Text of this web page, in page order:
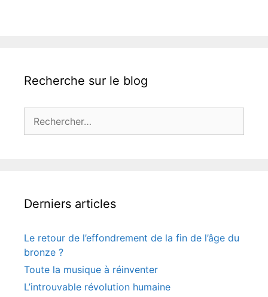
Recherche sur le blog
Derniers articles
Le retour de l’effondrement de la fin de l’âge du
bronze ?
Toute la musique à réinventer
L’introuvable révolution humaine